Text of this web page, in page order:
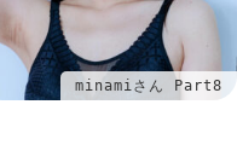
minamiさん Part8